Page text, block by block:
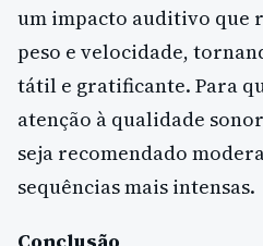
um impacto auditivo que
peso e velocidade,
tátil e gratificante. Para
atenção à qualidade
seja recomendado
sequências mais intensas.